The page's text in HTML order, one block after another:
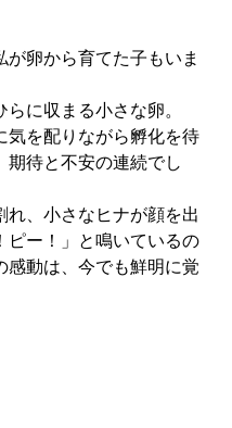
が卵から育てた子もいま
らに収まる小さな卵。
気を配りながら孵化を待
期待と不安の連続でし
れ、小さなヒナが顔を出
ピー！」と鳴いているの
感動は、今でも鮮明に覚